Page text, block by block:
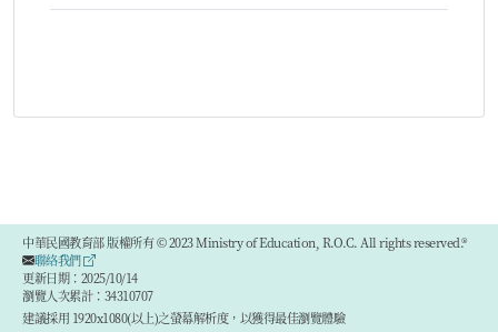
中華民國教育部 版權所有 © 2023 Ministry of Education, R.O.C. All rights reserved.®
聯絡我們
更新日期：2025/10/14
瀏覽人次累計：34310707
建議採用 1920x1080(以上)之螢幕解析度，以獲得最佳瀏覽體驗